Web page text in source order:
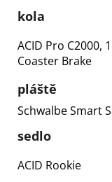
kola
ACID Pro C2000,
Coaster Brake
pláště
Schwalbe Smart
sedlo
ACID Rookie